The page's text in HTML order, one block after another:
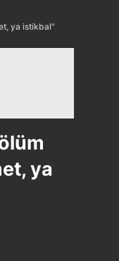
ya istikbal"
ya